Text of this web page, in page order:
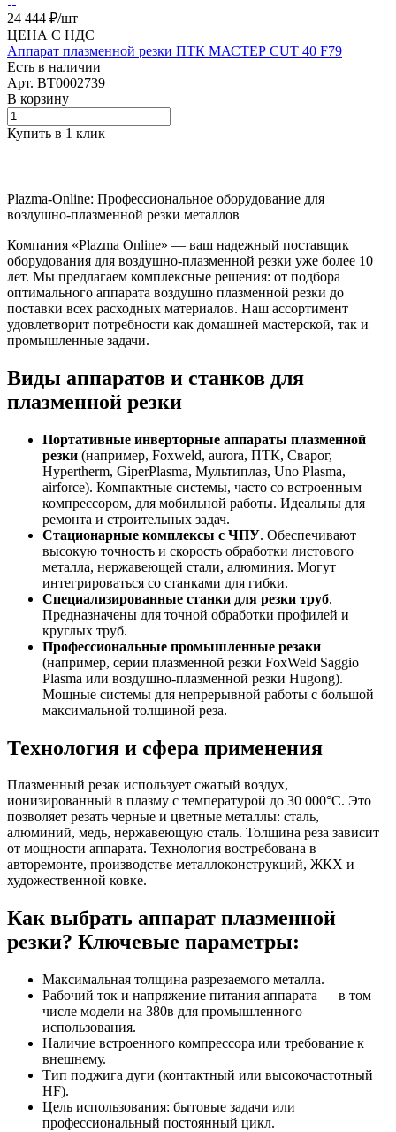
24 444 ₽/шт
ЦЕНА С НДС
Аппарат плазменной резки ПТК МАСТЕР CUT 40 F79
Есть в наличии
Арт. BT0002739
В корзину
Купить в 1 клик
Plazma-Online: Профессиональное оборудование для
воздушно-плазменной резки металлов
Компания «Plazma Online» — ваш надежный поставщик
оборудования для воздушно-плазменной резки уже более 10
лет. Мы предлагаем комплексные решения: от подбора
оптимального аппарата воздушно плазменной резки до
поставки всех расходных материалов. Наш ассортимент
удовлетворит потребности как домашней мастерской, так и
промышленные задачи.
Виды аппаратов и станков для
плазменной резки
Портативные инверторные аппараты плазменной
резки (например, Foxweld, aurora, ПТК, Сварог,
Hypertherm, GiperPlasma, Мультиплаз, Uno Plasma,
airforce). Компактные системы, часто со встроенным
компрессором, для мобильной работы. Идеальны для
ремонта и строительных задач.
Стационарные комплексы с ЧПУ. Обеспечивают
высокую точность и скорость обработки листового
металла, нержавеющей стали, алюминия. Могут
интегрироваться со станками для гибки.
Специализированные станки для резки труб.
Предназначены для точной обработки профилей и
круглых труб.
Профессиональные промышленные резаки
(например, серии плазменной резки FoxWeld Saggio
Plasma или воздушно-плазменной резки Hugong).
Мощные системы для непрерывной работы с большой
максимальной толщиной реза.
Технология и сфера применения
Плазменный резак использует сжатый воздух,
ионизированный в плазму с температурой до 30 000°C. Это
позволяет резать черные и цветные металлы: сталь,
алюминий, медь, нержавеющую сталь. Толщина реза зависит
от мощности аппарата. Технология востребована в
авторемонте, производстве металлоконструкций, ЖКХ и
художественной ковке.
Как выбрать аппарат плазменной
резки? Ключевые параметры:
Максимальная толщина разрезаемого металла.
Рабочий ток и напряжение питания аппарата — в том
числе модели на 380в для промышленного
использования.
Наличие встроенного компрессора или требование к
внешнему.
Тип поджига дуги (контактный или высокочастотный
HF).
Цель использования: бытовые задачи или
профессиональный постоянный цикл.